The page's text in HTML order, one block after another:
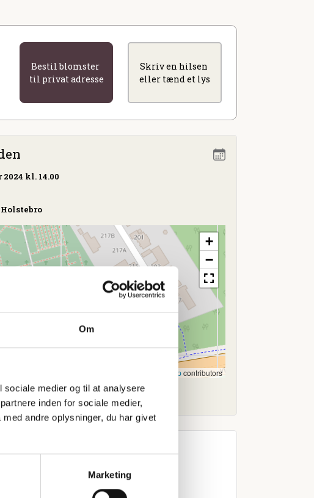
Om
medier og til at analysere
inden for sociale medier,
andre oplysninger, du har givet
Marketing
Bestil blomster
til privat adresse
Skriv en hilsen
eller tænd et lys
2024 kl. 14.00
Holstebro
+
−
OpenStreetMapcontributors